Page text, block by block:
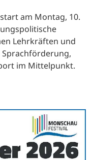
am Montag, 10.
Lehrkräften und
im Mittelpunkt.